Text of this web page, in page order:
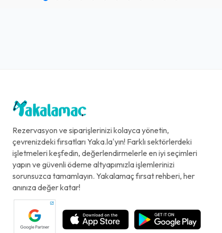
Rezervasyon ve siparişlerinizi kolayca yönetin,
çevrenizdeki fırsatları Yaka.la'yın! Farklı sektörlerdeki
işletmeleri keşfedin, değerlendirmelerle en iyi seçimleri
yapın ve güvenli ödeme altyapımızla işlemlerinizi
sorunsuzca tamamlayın. Yakalamaç fırsat rehberi, her
anınıza değer katar!